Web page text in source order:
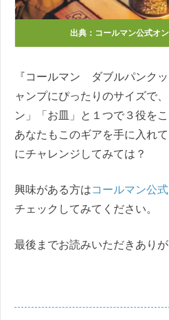
出典： コールマン公式オ
『コールマン ダブルパンク
ャンプにぴったりのサイズで
ン」「お皿」と１つで３役を
あなたもこのギアを手に入れ
にチャレンジしてみては？
興味がある方はコールマン公
チェックしてみてください。
最後までお読みいただきありが